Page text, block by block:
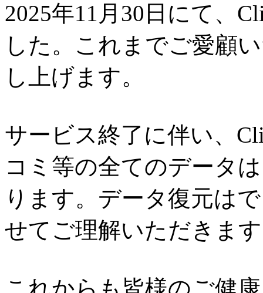
2025年11月30日にて、
した。これまでご愛顧
し上げます。
サービス終了に伴い、
コミ等の全てのデータ
ります。データ復元は
せてご理解いただきま